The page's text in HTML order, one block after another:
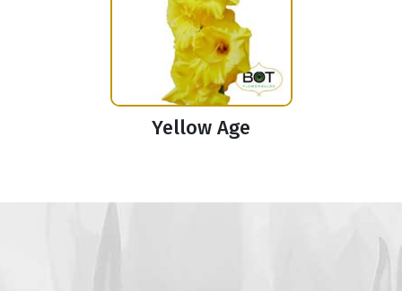
Yellow Age